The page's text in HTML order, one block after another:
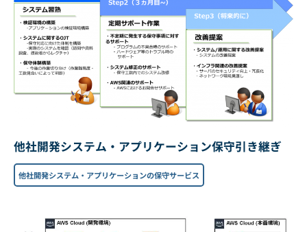
他社開発システム・アプリケーション保守引き継ぎ
他社開発システム・アプリケーションの保守サービス